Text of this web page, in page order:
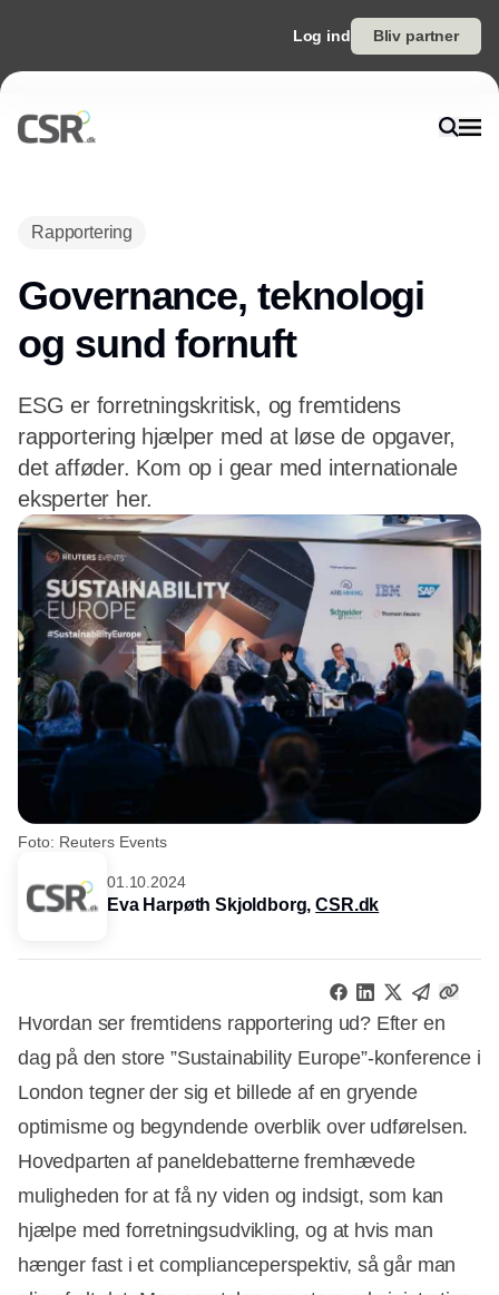
Log ind Bliv partner
Rapportering
Governance, teknologi
og sund fornuft
ESG er forretningskritisk, og fremtidens
rapportering hjælper med at løse de opgaver,
det afføder. Kom op i gear med internationale
eksperter her.
Foto: Reuters Events
01.10.2024
Eva Harpøth Skjoldborg,CSR.dk
Hvordan ser fremtidens rapportering ud? Efter en
dag på den store ”Sustainability Europe”-konference i
London tegner der sig et billede af en gryende
optimisme og begyndende overblik over udførelsen.
Hovedparten af paneldebatterne fremhævede
muligheden for at få ny viden og indsigt, som kan
hjælpe med forretningsudvikling, og at hvis man
hænger fast i et complianceperspektiv, så går man